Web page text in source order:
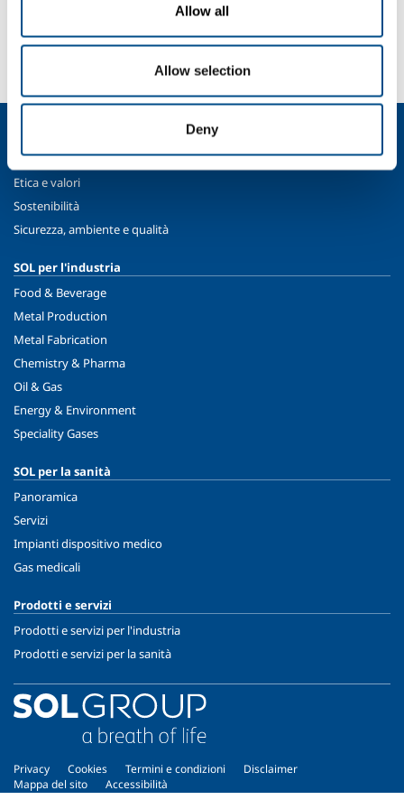
Allow all
Allow selection
Deny
Hai bisogno di più informazioni?
Profilo aziendale
Etica e valori
Sostenibilità
Sicurezza, ambiente e qualità
SOL per l'industria
Food & Beverage
Metal Production
Metal Fabrication
Chemistry & Pharma
Oil & Gas
Energy & Environment
Speciality Gases
SOL per la sanità
Panoramica
Servizi
Impianti dispositivo medico
Gas medicali
Prodotti e servizi
Prodotti e servizi per l'industria
Prodotti e servizi per la sanità
Privacy Cookies Termini e condizioni
Disclaimer
Mappa del sito
Accessibilità